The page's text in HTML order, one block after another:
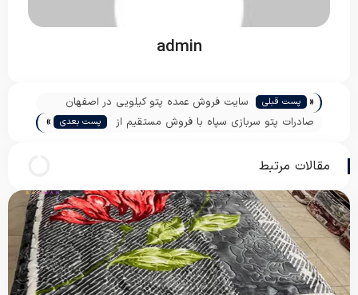
admin
« پست قبلی
سایت فروش عمده پتو کیلویی در اصفهان
صادرات پتو سربازی سپاه با فروش مستقیم از
پست بعدی »
مقالات مرتبط